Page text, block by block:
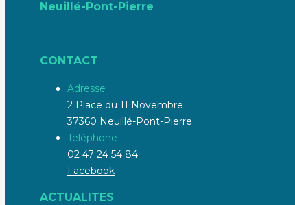
Neuillé-Pont-Pierre
CONTACT
Adresse
2 Place du 11 Novembre
37360 Neuillé-Pont-Pierre
Téléphone
02 47 24 54 84
Facebook
ACTUALITES